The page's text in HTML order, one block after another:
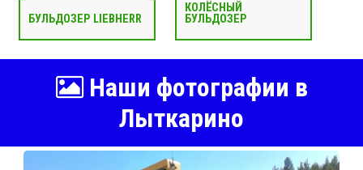
БУЛЬДОЗЕР LIEBHERR
КОЛЁСНЫЙ
БУЛЬДОЗЕР
Наши фотографии в
Лыткарино